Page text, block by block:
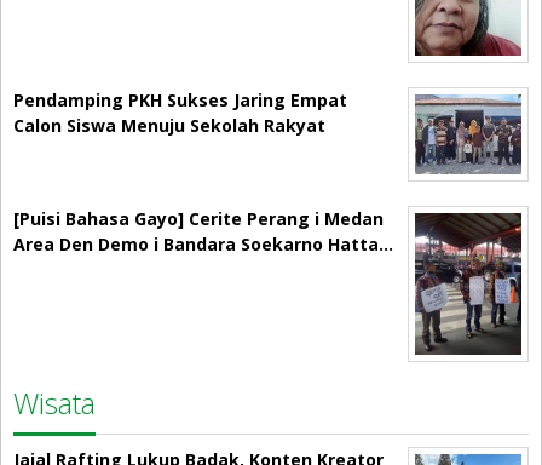
Pendamping PKH Sukses Jaring Empat
Calon Siswa Menuju Sekolah Rakyat
[Puisi Bahasa Gayo] Cerite Perang i Medan
Area Den Demo i Bandara Soekarno Hatta…
Wisata
Jajal Rafting Lukup Badak, Konten Kreator